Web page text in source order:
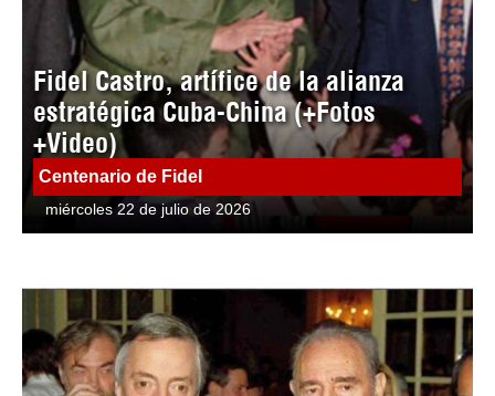
Fidel Castro, artífice de la alianza
estratégica Cuba-China (+Fotos
+Video)
Centenario de Fidel
miércoles 22 de julio de 2026